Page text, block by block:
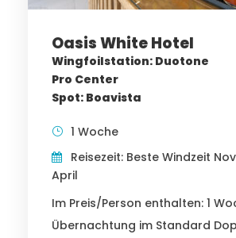
Oasis White Hotel
Wingfoilstation: Duotone
Pro Center
Spot: Boavista
1 Woche
Reisezeit: Beste Windzeit
April
Im Preis/Person enthalten: 1
Übernachtung im Standard